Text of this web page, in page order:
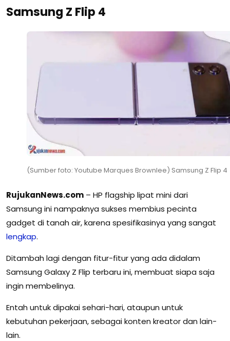
Samsung Z Flip 4
(Sumber foto: Youtube Marques Brownlee) Samsung Z Flip 4
RujukanNews.com – HP flagship lipat mini dari
Samsung ini nampaknya sukses membius pecinta
gadget di tanah air, karena spesifikasinya yang sangat
lengkap.
Ditambah lagi dengan fitur-fitur yang ada didalam
Samsung Galaxy Z Flip terbaru ini, membuat siapa saja
ingin membelinya.
Entah untuk dipakai sehari-hari, ataupun untuk
kebutuhan pekerjaan, sebagai konten kreator dan lain-
lain.